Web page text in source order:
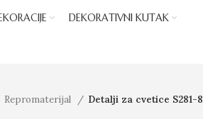
DEKORATIVNI KUTAK
Repromaterijal Detalji za cvetice S281-8